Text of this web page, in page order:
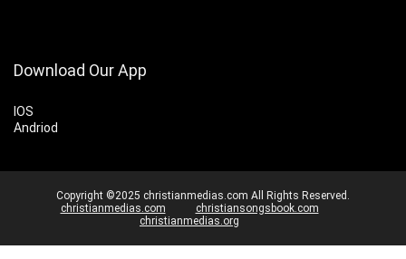
Download Our App
IOS
Andriod
Copyright ©2025 christianmedias.com All Rights Reserved.
christianmedias.com
christiansongsbook.com
christianmedias.org